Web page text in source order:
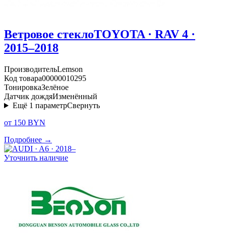
Ветровое стеклоTOYOTA · RAV 4 ·
2015–2018
ПроизводительLemson
Код товара00000010295
ТонировкаЗелёное
Датчик дождяИзменённый
Ещё 1 параметрСвернуть
от 150 BYN
Подробнее →
Уточнить наличие